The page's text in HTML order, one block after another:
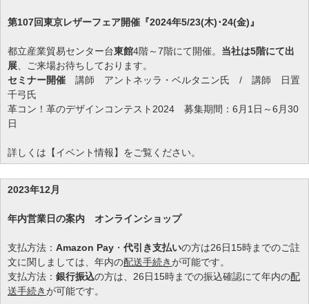
第107回東京レザーフェア開催『2024年5/23(木)･24(金)』
都立産業貿易センター台東館4階～7階にて開催。 当社は5階にて出
展 、ご来場お待ちしております。
セミナー開催 講師 アントネッラ・ベルタニン氏 / 講師 日置
千弓氏
革コン！革のデザインコンテスト2024 募集期間：6月1日～6月30
日
詳しくは【イベント情報】をご覧ください。
2023年12月
年内営業日の案内 オンラインショップ
支払方法： Amazon Pay ・ 代引き支払いの方は26日15時までのご註
文に関しましては、年内の配送手続きが可能です。
支払方法： 銀行振込の方は、26日15時までの振込確認にて年内の配
送手続きが可能です。